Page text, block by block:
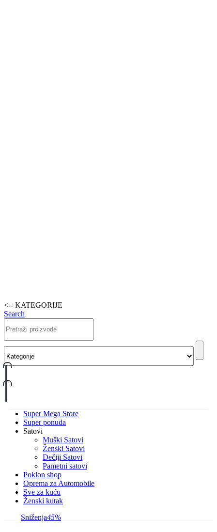
<-- KATEGORIJE
Search
Super Mega Store
Super ponuda
Satovi
Muški Satovi
Ženski Satovi
Dečiji Satovi
Pametni satovi
Poklon shop
Oprema za Automobile
Sve za kuću
Ženski kutak
Sniženja45%